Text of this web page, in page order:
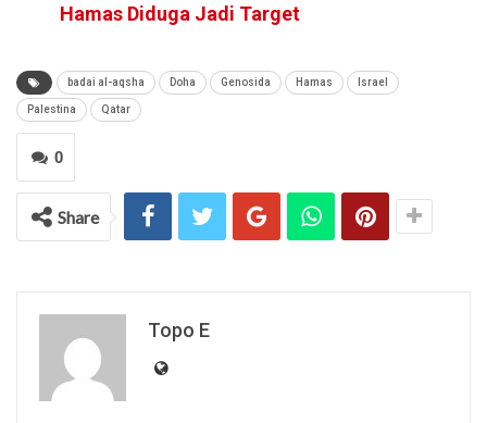
Hamas Diduga Jadi Target
badai al-aqsha Doha Genosida Hamas Israel
Palestina Qatar
0
Share
Topo E